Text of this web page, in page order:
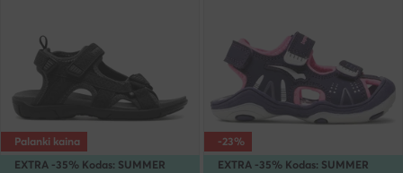
EXTRA -35% Kodas: SUMMER
Palanki kaina
EXTRA -35% Kodas: SUMMER
-23%